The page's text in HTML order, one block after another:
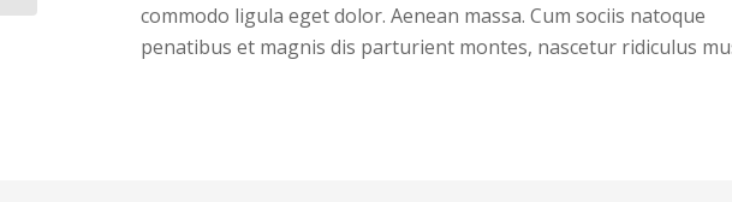
commodo ligula eget dolor. Aenean massa. Cum sociis natoque
penatibus et magnis dis parturient montes, nascetur ridiculus